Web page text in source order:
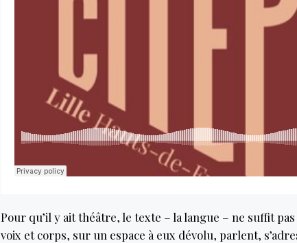
Pour qu’il y ait théâtre, le texte – la langue – ne suffit
voix et corps, sur un espace à eux dévolu, parlent,